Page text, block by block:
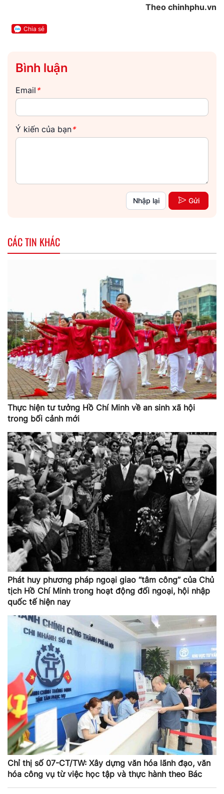
Theo chinhphu.vn
Chia sẻ
Bình luận
Email *
Ý kiến của bạn*
Nhập lại Gửi
CÁC TIN KHÁC
Thực hiện tư tưởng Hồ Chí Minh về an sinh xã hội
trong bối cảnh mới
Phát huy phương pháp ngoại giao “tâm công” của Chủ
tịch Hồ Chí Minh trong hoạt động đối ngoại, hội nhập
quốc tế hiện nay
Chỉ thị số 07-CT/TW: Xây dựng văn hóa lãnh đạo, văn
hóa công vụ từ việc học tập và thực hành theo Bác